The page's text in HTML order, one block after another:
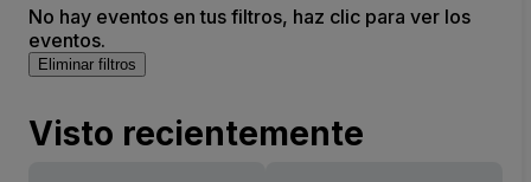
No hay eventos en tus filtros, haz clic para ver los
eventos.
Eliminar filtros
Visto recientemente